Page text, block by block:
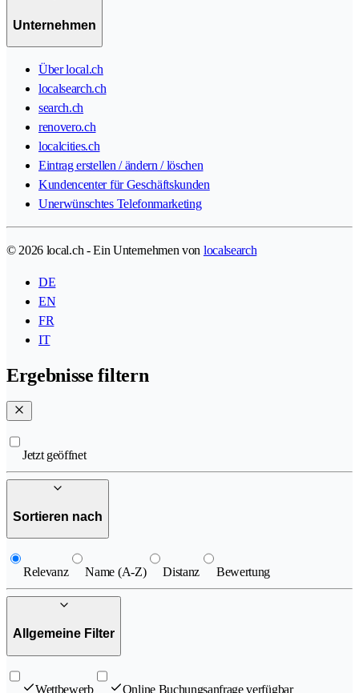
Unternehmen
Über local.ch
localsearch.ch
search.ch
renovero.ch
localcities.ch
Eintrag erstellen / ändern / löschen
Kundencenter für Geschäftskunden
Unerwünschtes Telefonmarketing
© 2026 local.ch - Ein Unternehmen von localsearch
DE
EN
FR
IT
Ergebnisse filtern
Jetzt geöffnet
Sortieren nach
Relevanz Name (A-Z) Distanz Bewertung
Allgemeine Filter
Wettbewerb Online Buchungsanfrage verfügbar